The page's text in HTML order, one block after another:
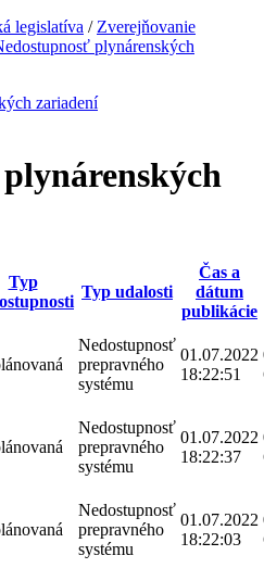
legislatíva / Zverejňovanie
plynárenských
zariadení
Typ
Typ udalosti
Čas a
dátum
publikácie
Nedostupnosť
prepravného
systému
01.07.2022
18:22:51
Nedostupnosť
prepravného
systému
01.07.2022
18:22:37
Nedostupnosť
prepravného
systému
01.07.2022
18:22:03